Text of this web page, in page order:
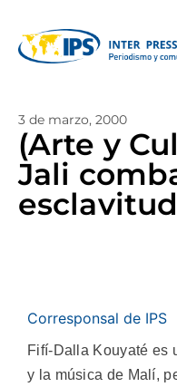
3 de marzo, 2000
(Arte y
Jali
Corresponsal de IPS
Fifí-Dalla Kouyaté es
y la música de Malí,